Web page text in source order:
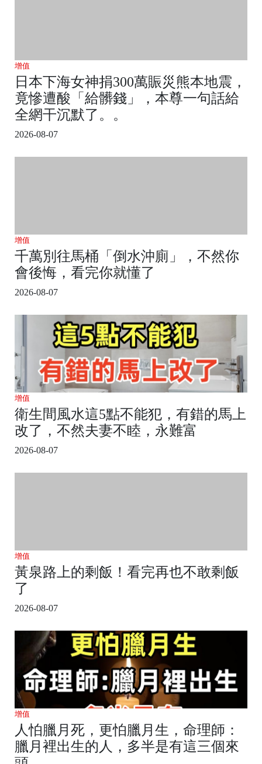
增值
日本下海女神捐300萬賑災熊本地震，
竟慘遭酸「給髒錢」，本尊一句話給
全網干沉默了。。
2026-08-07
增值
千萬別往馬桶「倒水沖廁」，不然你
會後悔，看完你就懂了
2026-08-07
增值
衛生間風水這5點不能犯，有錯的馬上
改了，不然夫妻不睦，永難富
2026-08-07
增值
黃泉路上的剩飯！看完再也不敢剩飯
了
2026-08-07
增值
人怕臘月死，更怕臘月生，命理師：
臘月裡出生的人，多半是有這三個來